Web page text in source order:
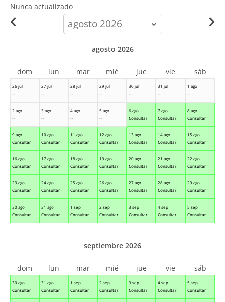
Nunca actualizado
calendar-
month
26 jul
--
27 jul
--
28 jul
--
29 jul
--
30 jul
--
31 jul
--
1 ago
--
2 ago
--
3 ago
--
4 ago
--
5 ago
--
6 ago
Consultar
7 ago
Consultar
8 ago
Consultar
9 ago
Consultar
10 ago
Consultar
11 ago
Consultar
12 ago
Consultar
13 ago
Consultar
14 ago
Consultar
15 ago
Consultar
16 ago
Consultar
17 ago
Consultar
18 ago
Consultar
19 ago
Consultar
20 ago
Consultar
21 ago
Consultar
22 ago
Consultar
23 ago
Consultar
24 ago
Consultar
25 ago
Consultar
26 ago
Consultar
27 ago
Consultar
28 ago
Consultar
29 ago
Consultar
30 ago
Consultar
31 ago
Consultar
1 sep
Consultar
2 sep
Consultar
3 sep
Consultar
4 sep
Consultar
5 sep
Consultar
agosto 2026
dom lun mar mié jue vie sáb
30 ago
Consultar
31 ago
Consultar
1 sep
Consultar
2 sep
Consultar
3 sep
Consultar
4 sep
Consultar
5 sep
Consultar
septiembre 2026
dom lun mar mié jue vie sáb